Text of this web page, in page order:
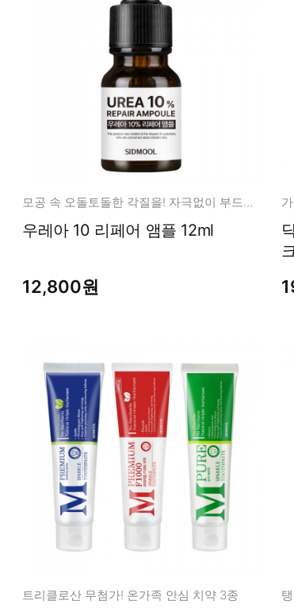
메이크업
립/아이
건강식품
소품
모공 속 오돌토돌한 각질을! 자극없이 부드럽게 케어
우레아 10 리페어 앰플 12ml
12,800원
트리클로산 무첨가! 온가족 안심 치약 3종